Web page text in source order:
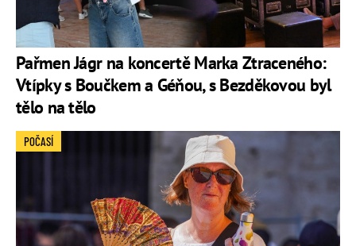
Pařmen Jágr na koncertě Marka Ztraceného:
Vtípky s Boučkem a Géňou, s Bezděkovou byl
tělo na tělo
POČASÍ